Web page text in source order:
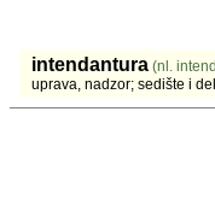
intendantura (nl.
uprava, nadzor; sedište i